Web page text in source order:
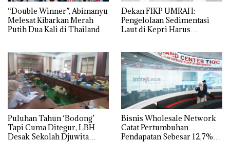
“Double Winner”, Abimanyu
Melesat Kibarkan Merah
Putih Dua Kali di Thailand
Dekan FIKP UMRAH:
Pengelolaan Sedimentasi
Laut di Kepri Harus
dengan Konservasi
Puluhan Tahun ‘Bodong’
Tapi Cuma Ditegur, LBH
Desak Sekolah Djuwita
Bisnis Wholesale Network
Catat Pertumbuhan
Pendapatan Sebesar 12,7%